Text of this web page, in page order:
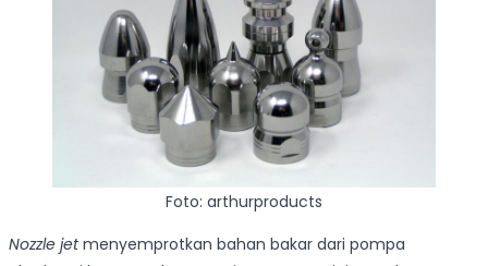
Foto: arthurproducts
Nozzle jetmenyemprotkan bahan bakar dari pompa